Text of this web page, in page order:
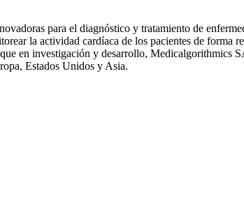
para el diagnóstico y tratamiento de
la actividad cardíaca de los pacientes de forma
en investigación y desarrollo, Medicalgorithmics
Estados Unidos y Asia.